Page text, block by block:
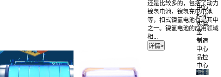
中心
科研
实验
室
制造
中心
品控
中心
还是比较多的，包括了动力
镍氢电池，镍氢充电电池
等，扣式镍氢电池也是其中
之一。镍氢电池的应用领域
相...